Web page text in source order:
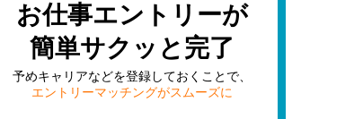
お仕事エントリーが
簡単サクッと完了
予めキャリアなどを登録しておくことで、
エントリーマッチングがスムーズに